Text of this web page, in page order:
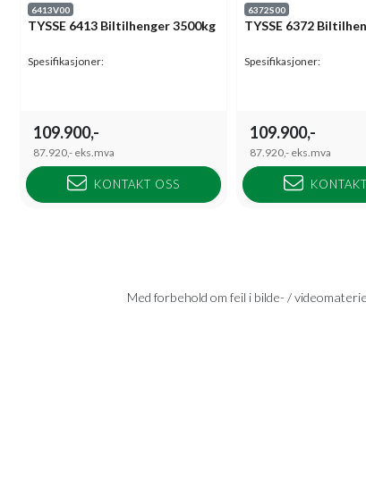
6413V00
TYSSE 6413 Biltilhenger 3500kg
Spesifikasjoner:
109.900,-
87.920,- eks.mva
KONTAKT OSS
6372S00
TYSSE 6372
Spesifikasjoner:
109.900,-
87.920,- eks.mva
Med forbehold om feil i bilde- /